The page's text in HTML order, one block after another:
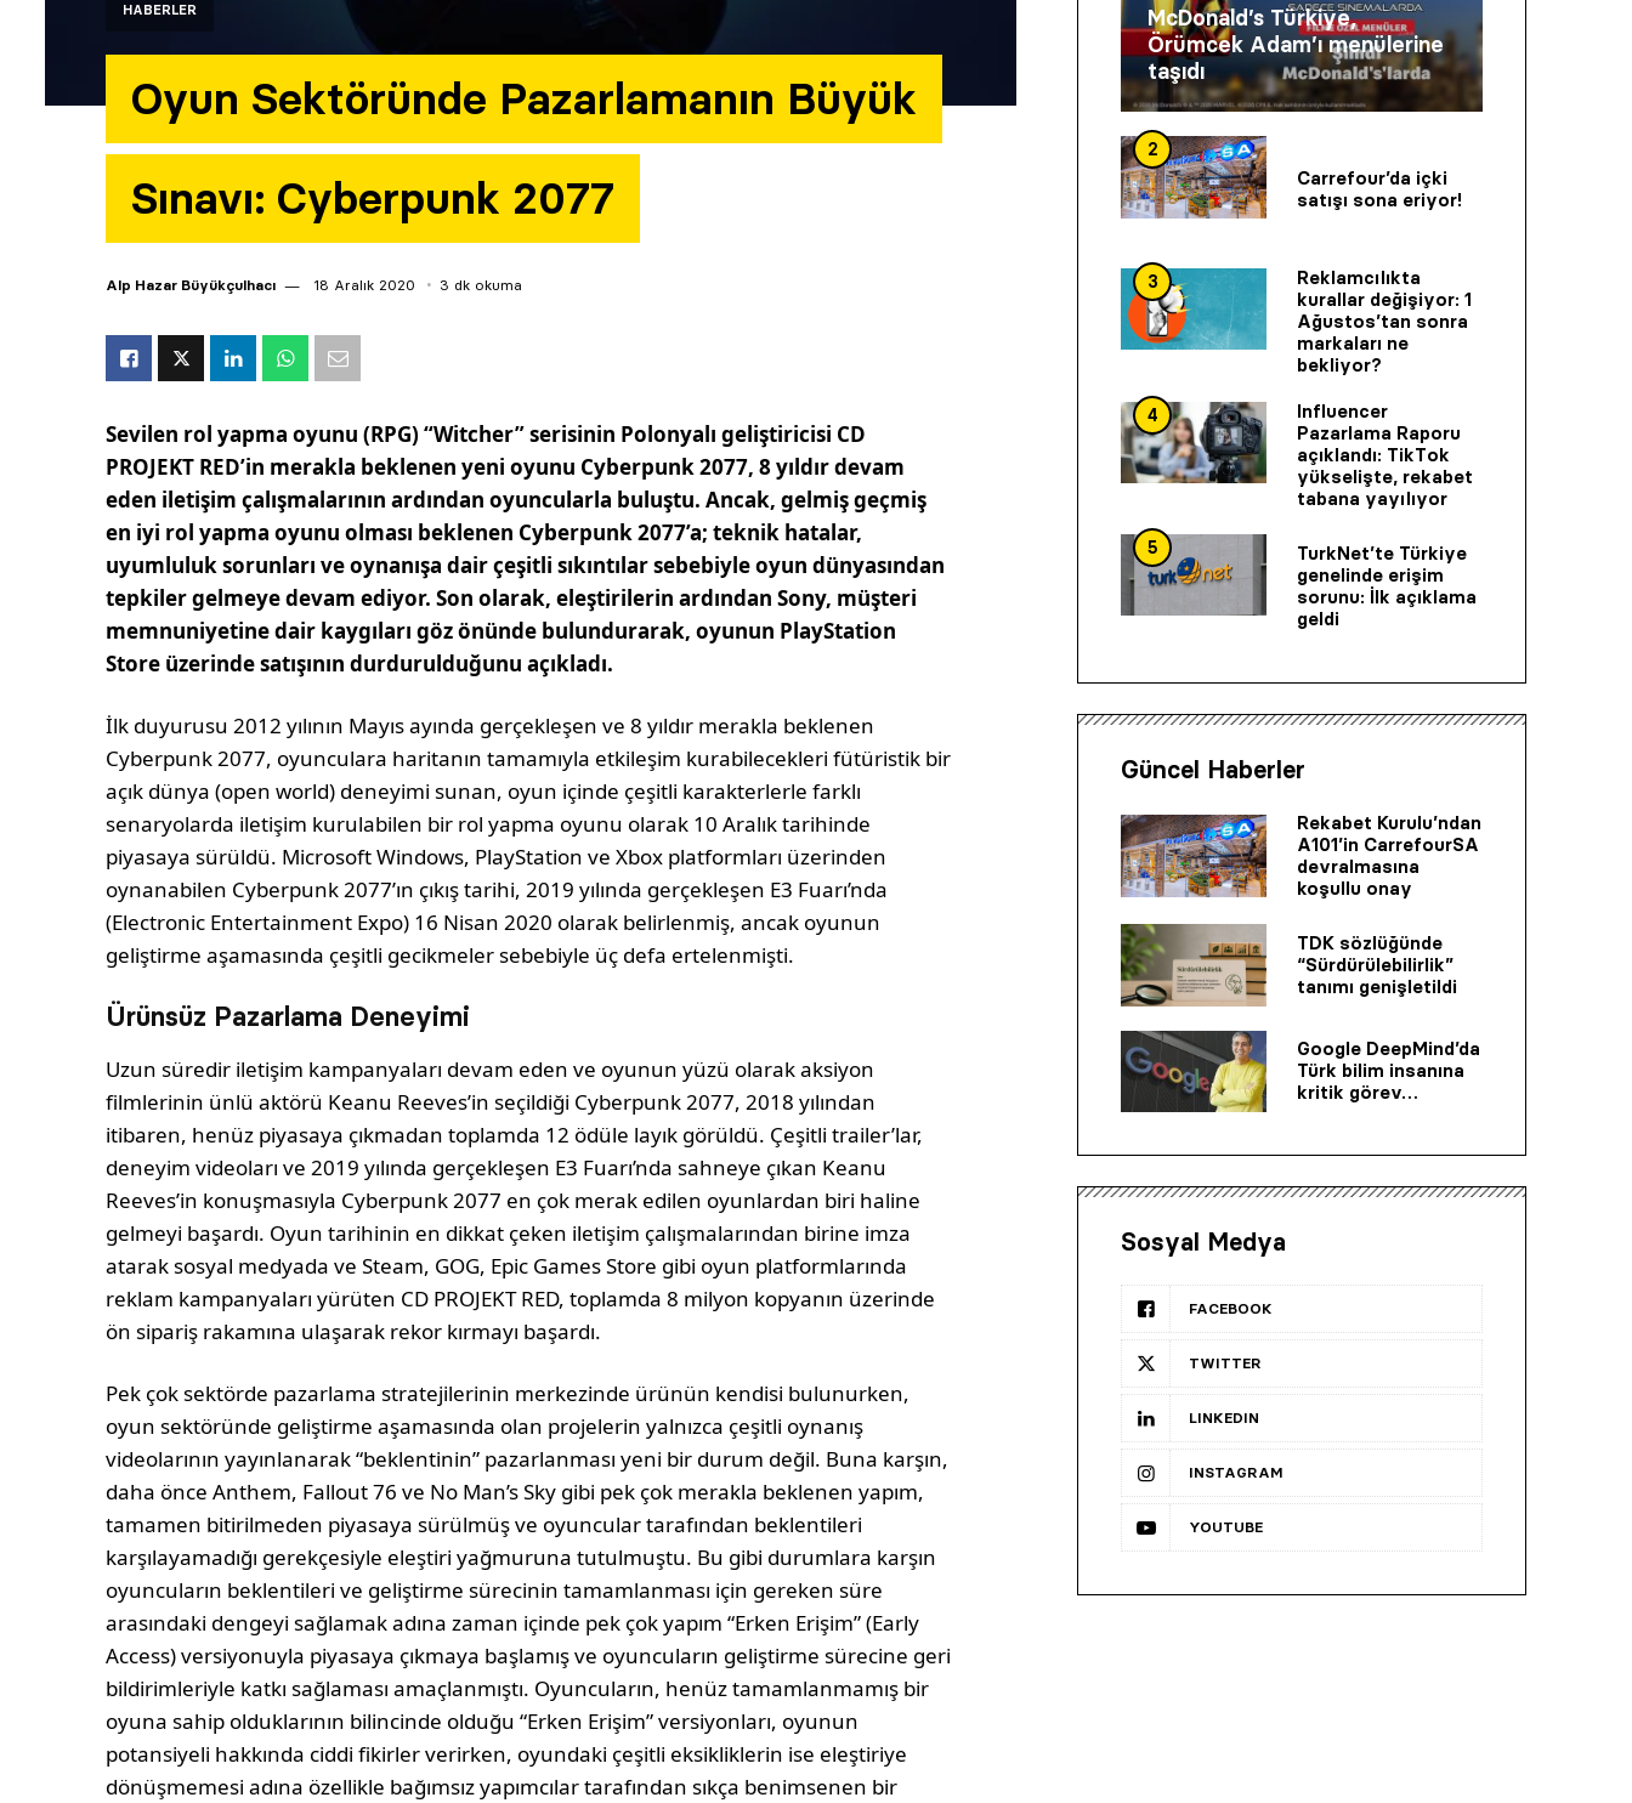
HABERLER
Oyun Sektöründe Pazarlamanın Büyük
Sınavı: Cyberpunk 2077
Alp Hazar Büyükçulhacı 18 Aralık 2020 3 dk okuma
Sevilen rol yapma oyunu (RPG) “Witcher” serisinin Polonyalı geliştiricisi CD
PROJEKT RED’in merakla beklenen yeni oyunu Cyberpunk 2077, 8 yıldır devam
eden iletişim çalışmalarının ardından oyuncularla buluştu. Ancak, gelmiş geçmiş
en iyi rol yapma oyunu olması beklenen Cyberpunk 2077’a; teknik hatalar,
uyumluluk sorunları ve oynanışa dair çeşitli sıkıntılar sebebiyle oyun dünyasından
tepkiler gelmeye devam ediyor. Son olarak, eleştirilerin ardından Sony, müşteri
memnuniyetine dair kaygıları göz önünde bulundurarak, oyunun PlayStation
Store üzerinde satışının durdurulduğunu açıkladı.
İlk duyurusu 2012 yılının Mayıs ayında gerçekleşen ve 8 yıldır merakla beklenen
Cyberpunk 2077, oyunculara haritanın tamamıyla etkileşim kurabilecekleri fütüristik bir
açık dünya (open world) deneyimi sunan, oyun içinde çeşitli karakterlerle farklı
senaryolarda iletişim kurulabilen bir rol yapma oyunu olarak 10 Aralık tarihinde
piyasaya sürüldü. Microsoft Windows, PlayStation ve Xbox platformları üzerinden
oynanabilen Cyberpunk 2077’ın çıkış tarihi, 2019 yılında gerçekleşen E3 Fuarı’nda
(Electronic Entertainment Expo) 16 Nisan 2020 olarak belirlenmiş, ancak oyunun
geliştirme aşamasında çeşitli gecikmeler sebebiyle üç defa ertelenmişti.
Ürünsüz Pazarlama Deneyimi
Uzun süredir iletişim kampanyaları devam eden ve oyunun yüzü olarak aksiyon
filmlerinin ünlü aktörü Keanu Reeves’in seçildiği Cyberpunk 2077, 2018 yılından
itibaren, henüz piyasaya çıkmadan toplamda 12 ödüle layık görüldü. Çeşitli trailer’lar,
deneyim videoları ve 2019 yılında gerçekleşen E3 Fuarı’nda sahneye çıkan Keanu
Reeves’in konuşmasıyla Cyberpunk 2077 en çok merak edilen oyunlardan biri haline
gelmeyi başardı. Oyun tarihinin en dikkat çeken iletişim çalışmalarından birine imza
atarak sosyal medyada ve Steam, GOG, Epic Games Store gibi oyun platformlarında
reklam kampanyaları yürüten CD PROJEKT RED, toplamda 8 milyon kopyanın üzerinde
ön sipariş rakamına ulaşarak rekor kırmayı başardı.
Pek çok sektörde pazarlama stratejilerinin merkezinde ürünün kendisi bulunurken,
oyun sektöründe geliştirme aşamasında olan projelerin yalnızca çeşitli oynanış
videolarının yayınlanarak “beklentinin” pazarlanması yeni bir durum değil. Buna karşın,
daha önce Anthem, Fallout 76 ve No Man’s Sky gibi pek çok merakla beklenen yapım,
tamamen bitirilmeden piyasaya sürülmüş ve oyuncular tarafından beklentileri
karşılayamadığı gerekçesiyle eleştiri yağmuruna tutulmuştu. Bu gibi durumlara karşın
oyuncuların beklentileri ve geliştirme sürecinin tamamlanması için gereken süre
arasındaki dengeyi sağlamak adına zaman içinde pek çok yapım “Erken Erişim” (Early
Access) versiyonuyla piyasaya çıkmaya başlamış ve oyuncuların geliştirme sürecine geri
bildirimleriyle katkı sağlaması amaçlanmıştı. Oyuncuların, henüz tamamlanmamış bir
oyuna sahip olduklarının bilincinde olduğu “Erken Erişim” versiyonları, oyunun
potansiyeli hakkında ciddi fikirler verirken, oyundaki çeşitli eksikliklerin ise eleştiriye
dönüşmemesi adına özellikle bağımsız yapımcılar tarafından sıkça benimsenen bir
McDonald’s Türkiye,
Örümcek Adam’ı menülerine
taşıdı
2
Carrefour’da içki
satışı sona eriyor!
3
Reklamcılıkta
kurallar değişiyor: 1
Ağustos’tan sonra
markaları ne
bekliyor?
4
Influencer
Pazarlama Raporu
açıklandı: TikTok
yükselişte, rekabet
tabana yayılıyor
5
TurkNet’te Türkiye
genelinde erişim
sorunu: İlk açıklama
geldi
Güncel Haberler
Rekabet Kurulu’ndan
A101’in CarrefourSA
devralmasına
koşullu onay
TDK sözlüğünde
“Sürdürülebilirlik”
tanımı genişletildi
Google DeepMind’da
Türk bilim insanına
kritik görev…
Sosyal Medya
FACEBOOK
TWITTER
LINKEDIN
INSTAGRAM
YOUTUBE